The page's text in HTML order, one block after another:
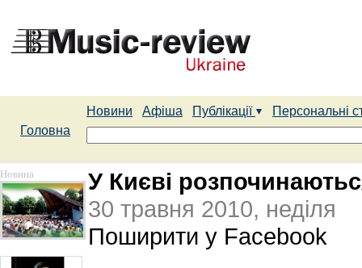
Новини Афіша Публікації
Персональні
Головна
Новина
У Києві
30 травня 2010, неділя
Поширити у Facebook